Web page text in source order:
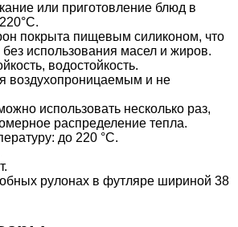
или приготовление блюд в
покрыта пищевым силиконом, что
без использования масел и жиров.
водостойкость.
воздухопроницаемым и не
использовать несколько раз,
распределение тепла.
до 220 °С.
рулонах в футляре шириной 38